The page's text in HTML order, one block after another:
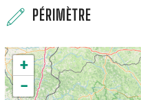
PÉRIMÈTRE
+
−